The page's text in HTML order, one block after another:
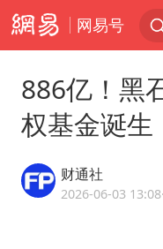
网易号
886亿！黑
权基金诞生
财通社
2026-06-03 13:08